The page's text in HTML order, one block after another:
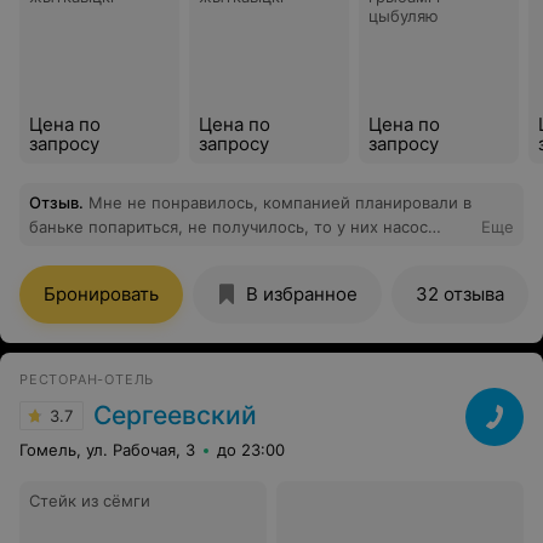
Стинг, АBBA, Крис де Бург и все в таком стиле. Вечер
тп., а также для проведения переговоров и деловых
ужинов.
Цена по
запросу
Цена по
запросу
цыбуляю
Цена по
запросу
Отзыв. Мне не понравилось, компанией планировали в
баньке попариться, не получилось, то у них насос
следующий раз, попросили время поменять на
попозже, согласились, приехали, другие люди
нормально отдыхают, хотя заранее было все оплачено.
Еще
Бронировать В избранное 32 отзыва
РЕСТОРАН-ОТЕЛЬ
3.7 Сергеевский
Гомель, ул. Рабочая, 3 до 23:00
Стейк из сёмги